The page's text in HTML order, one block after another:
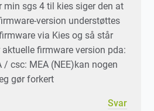
min sgs 4 til kies siger den at
version understøttes
via Kies og så står
firmware version pda:
/ csc: MEA (NEE)kan nogen
gør forkert
Svar